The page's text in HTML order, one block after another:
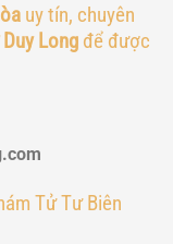
uy tín, chuyên
Long để được
Tử Tư Biên